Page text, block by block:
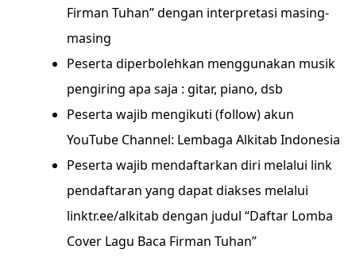
Firman Tuhan” dengan interpretasi masing-
masing
Peserta diperbolehkan menggunakan musik
pengiring apa saja : gitar, piano, dsb
Peserta wajib mengikuti (follow) akun
YouTube Channel: Lembaga Alkitab Indonesia
Peserta wajib mendaftarkan diri melalui link
pendaftaran yang dapat diakses melalui
linktr.ee/alkitab dengan judul “Daftar Lomba
Cover Lagu Baca Firman Tuhan”